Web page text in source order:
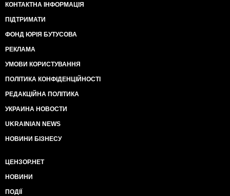
КОНТАКТНА ІНФОРМАЦІЯ
ПІДТРИМАТИ
ФОНД ЮРІЯ БУТУСОВА
РЕКЛАМА
УМОВИ КОРИСТУВАННЯ
ПОЛІТИКА КОНФІДЕНЦІЙНОСТІ
РЕДАКЦІЙНА ПОЛІТИКА
УКРАИНА НОВОСТИ
UKRAINIAN NEWS
НОВИНИ БІЗНЕСУ
ЦЕНЗОР.НЕТ
НОВИНИ
ПОДІЇ